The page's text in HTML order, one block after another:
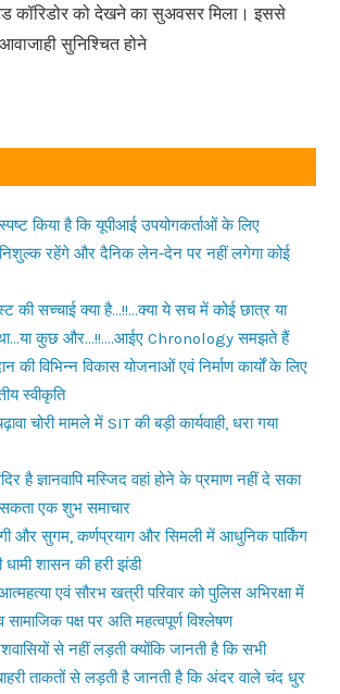
कॉरिडोर को देखने का सुअवसर मिला। इससे
सुनिश्चित होने
किया है कि यूपीआई उपयोगकर्ताओं के लिए
रहेंगे और दैनिक लेन-देन पर नहीं लगेगा कोई
की सच्चाई क्या है…!!…क्या ये सच में कोई छात्र या
था…या कुछ और…!!….आईए Chronology समझते हैं
की विभिन्न विकास योजनाओं एवं निर्माण कार्यों के लिए
स्वीकृति
चोरी मामले में SIT की बड़ी कार्यवाही, धरा गया
है ज्ञानवापि मस्जिद वहां होने के प्रमाण नहीं दे सका
सकता एक शुभ समाचार
और सुगम, कर्णप्रयाग और सिमली में आधुनिक पार्किंग
धामी शासन की हरी झंडी
एवं सौरभ खत्री परिवार को पुलिस अभिरक्षा में
पक्ष पर अति महत्वपूर्ण विश्लेषण
से नहीं लड़ती क्योंकि जानती है कि सभी
ताकतों से लड़ती है जानती है कि अंदर वाले चंद धुर